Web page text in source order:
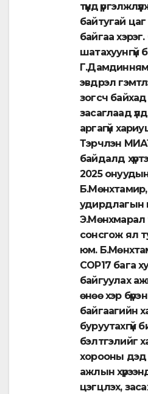
түүнд
байтугай цаг
байгаа
шатахуунгүй
эвдрэл
зогсч
засаглаад
аргагүй
Тэрчлэн
байдалд
2025 онуудын
удирдлагын
Э.Мөнхмарал
сонсгож ял
юм.
СОР17 бага
байгуулах
өнөө хэр
байгаагийн
буруутахгүй
бэлтгэлийг
хорооны дэд
ажлын
цэгцлэх,